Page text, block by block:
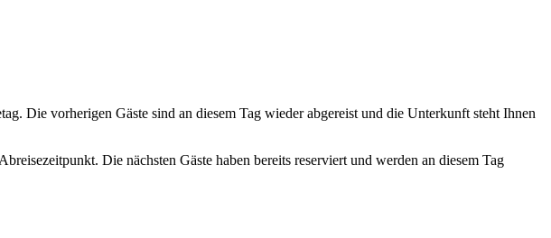
Die vorherigen Gäste sind an diesem Tag wieder abgereist und die Unterkunft steht Ihnen
Die nächsten Gäste haben bereits reserviert und werden an diesem Tag